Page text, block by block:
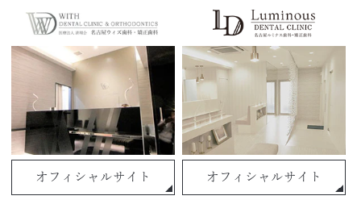
オフィシャルサイト オフィシャルサイト